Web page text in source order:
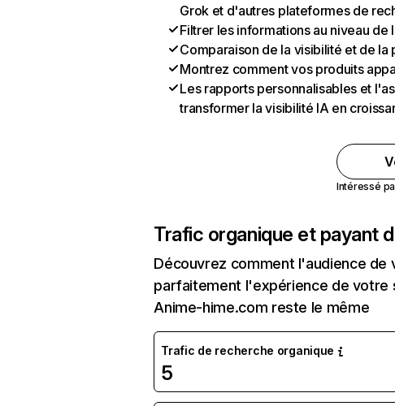
Grok et d'autres plateformes de
Filtrer les informations au niveau
Comparaison de la visibilité et de
Montrez comment vos produits
Les rapports personnalisables et
transformer la visibilité IA en
Intéressé
Trafic organique et payant
Découvrez comment l'audience
parfaitement l'expérience de votre
Anime-hime.com reste le même
Trafic de recherche organique
5